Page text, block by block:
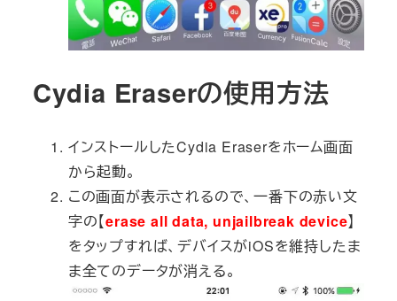
Cydia Eraserの使用方法
インストールしたCydia Eraserをホーム画面
から起動。
この画面が表示されるので、一番下の赤い文
字の【erase all data, unjailbreak device】
をタップすれば、デバイスがiOSを維持したま
ま全てのデータが消える。